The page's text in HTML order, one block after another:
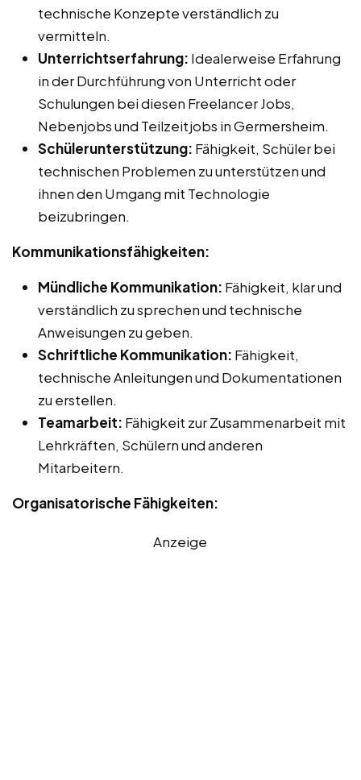
technische Konzepte verständlich zu
vermitteln.
Unterrichtserfahrung: Idealerweise Erfahrung
in der Durchführung von Unterricht oder
Schulungen bei diesen Freelancer Jobs,
Nebenjobs und Teilzeitjobs in Germersheim.
Schülerunterstützung: Fähigkeit, Schüler bei
technischen Problemen zu unterstützen und
ihnen den Umgang mit Technologie
beizubringen.
Kommunikationsfähigkeiten:
Mündliche Kommunikation: Fähigkeit, klar und
verständlich zu sprechen und technische
Anweisungen zu geben.
Schriftliche Kommunikation: Fähigkeit,
technische Anleitungen und Dokumentationen
zu erstellen.
Teamarbeit: Fähigkeit zur Zusammenarbeit mit
Lehrkräften, Schülern und anderen
Mitarbeitern.
Organisatorische Fähigkeiten:
Anzeige